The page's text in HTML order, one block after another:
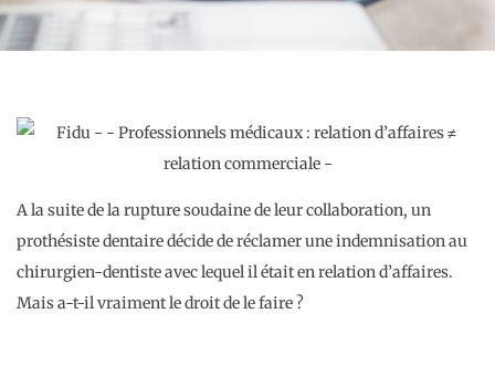
A la suite de la rupture soudaine de leur collaboration, un
prothésiste dentaire décide de réclamer une indemnisation au
chirurgien-dentiste avec lequel il était en relation d’affaires.
Mais a-t-il vraiment le droit de le faire ?